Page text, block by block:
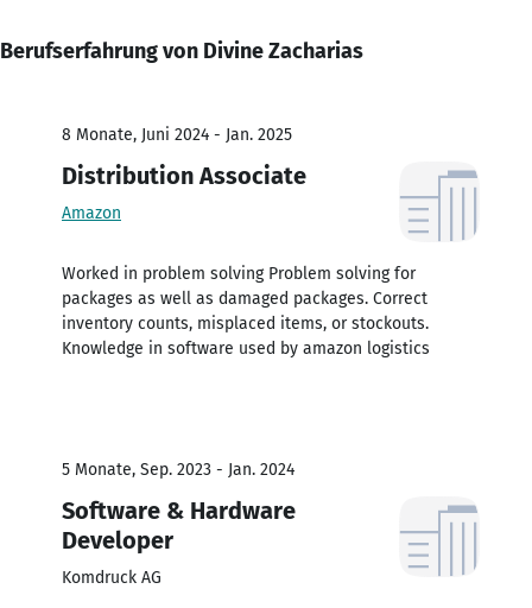
Berufserfahrung von Divine Zacharias
8 Monate, Juni 2024 - Jan. 2025
Distribution Associate
Amazon
Worked in problem solving Problem solving for
packages as well as damaged packages. Correct
inventory counts, misplaced items, or stockouts.
Knowledge in software used by amazon logistics
5 Monate, Sep. 2023 - Jan. 2024
Software & Hardware
Developer
Komdruck AG